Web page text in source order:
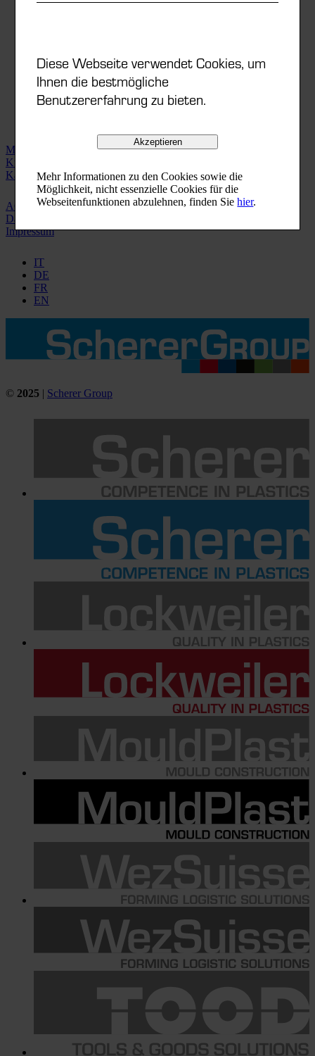
Diese Webseite verwendet Cookies, um
Ihnen die bestmögliche
Benutzererfahrung zu bieten.
Akzeptieren
Mehr Informationen zu den Cookies sowie die
Möglichkeit, nicht essenzielle Cookies für die
Webseitenfunktionen abzulehnen, finden Siehier.
Merkliste
Newsletter-Anmeldung
Maschinenpark
Kundenservice
Karriere
AGB
Datenschutz
Impressum
IT
DE
FR
EN
© 2025 Scherer Group